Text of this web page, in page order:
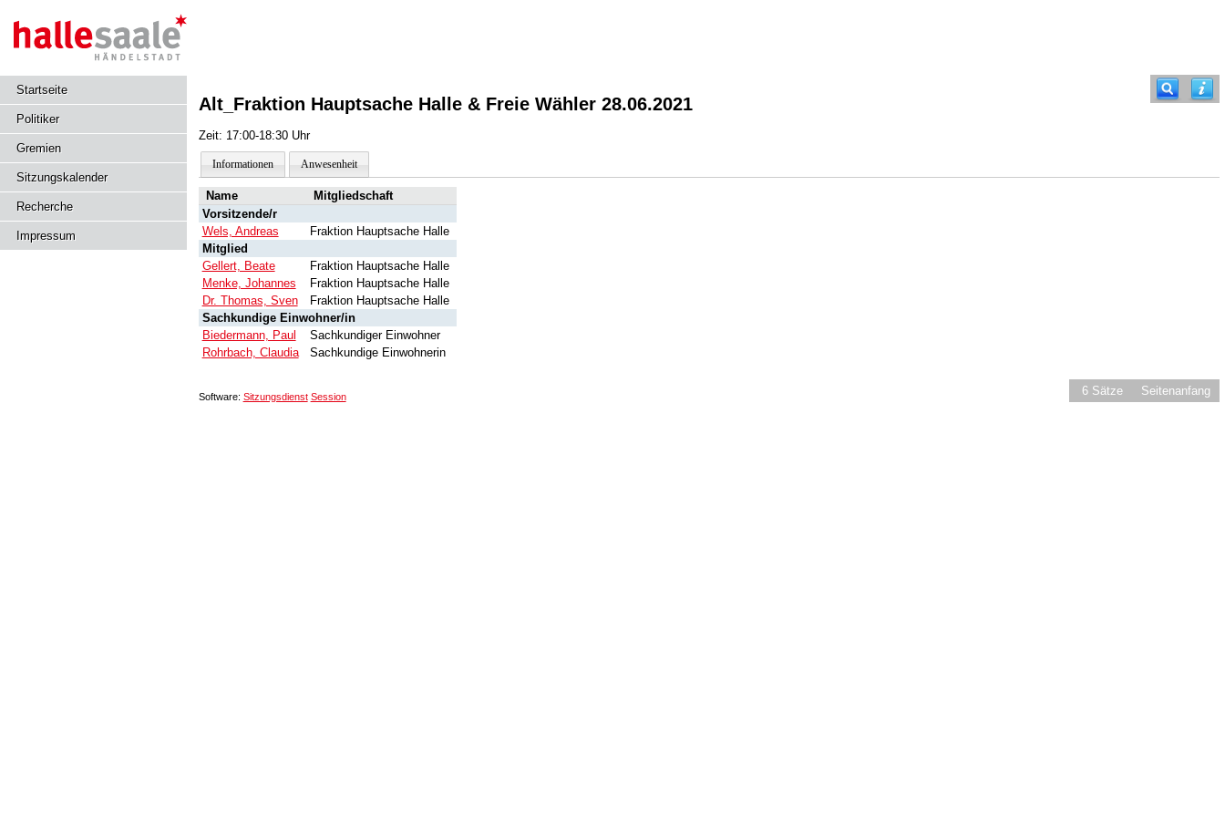
Startseite
Politiker
Gremien
Sitzungskalender
Recherche
Impressum
Alt_Fraktion Hauptsache Halle & Freie Wähler 28.06.2021
Zeit: 17:00-18:30 Uhr
Informationen Anwesenheit
Name
Mitgliedschaft
Vorsitzende/r
Wels, Andreas
Fraktion Hauptsache Halle
Mitglied
Gellert, Beate
Fraktion Hauptsache Halle
Menke, Johannes
Fraktion Hauptsache Halle
Dr. Thomas, Sven
Fraktion Hauptsache Halle
Sachkundige Einwohner/in
Biedermann, Paul
Sachkundiger Einwohner
Rohrbach, Claudia
Sachkundige Einwohnerin
6 Sätze Seitenanfang
Software: Sitzungsdienst Session